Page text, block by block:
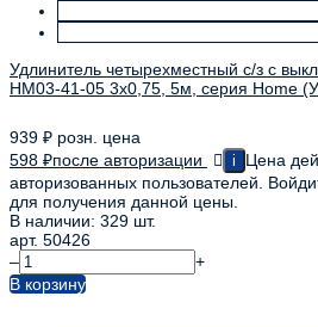
Удлинитель четырехместный с/з с
HM03-41-05 3x0,75, 5м, серия Home
939 ₽ розн. цена
598 ₽после авторизации i
Цена
авторизованных пользователей.
для получения данной цены.
В наличии: 329 шт.
арт. 50426
–
+
В корзину